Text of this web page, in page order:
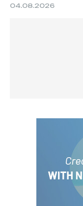
04.08.2026